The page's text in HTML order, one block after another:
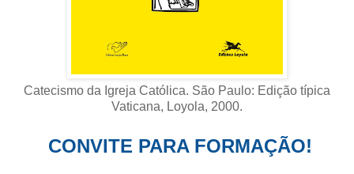
Catecismo da Igreja Católica. São Paulo: Edição típica
Vaticana, Loyola, 2000.
CONVITE PARA FORMAÇÃO!